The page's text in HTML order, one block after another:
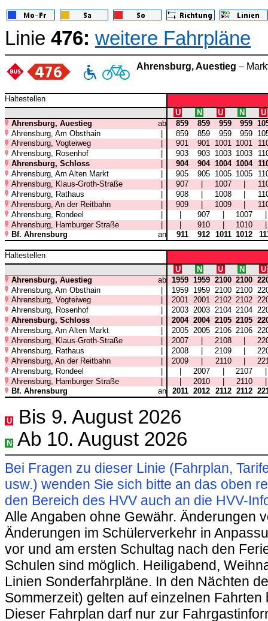
Linie 476: weitere Fahrpläne
Ahrensburg, Auestieg –
Haltestellen
U
N U N
U
Ahrensburg, Auestieg
ab 859 859 959 959
Ahrensburg, Am Obsthain
| 859 859 959 959
Ahrensburg, Vogteiweg
901 901 1001 1001
Ahrensburg, Rosenhof
903 903 1003 1003
Ahrensburg, Schloss
904 904 1004 1004
Ahrensburg, Am Alten Markt
905 905 1005 1005
Ahrensburg, Klaus-Groth-Straße
907 1007
Ahrensburg, Rathaus
908 1008
Ahrensburg, An der Reitbahn
909 1009
Ahrensburg, Rondeel
| | 907 | 1007
Ahrensburg, Hamburger Straße
| | 910 | 1010
Bf. Ahrensburg
an 911 912 1011 1012
Haltestellen
U
N U N
U
Ahrensburg, Auestieg
ab 1959 1959 2100 2100
Ahrensburg, Am Obsthain
| 1959 1959 2100 2100
Ahrensburg, Vogteiweg
2001 2001 2102 2102
Ahrensburg, Rosenhof
2003 2003 2104 2104
Ahrensburg, Schloss
2004 2004 2105 2105
Ahrensburg, Am Alten Markt
2005 2005 2106 2106
Ahrensburg, Klaus-Groth-Straße
2007 2108
Ahrensburg, Rathaus
2008 2109
Ahrensburg, An der Reitbahn
2009 2110
Ahrensburg, Rondeel
| | 2007 | 2107
Ahrensburg, Hamburger Straße
| | 2010 | 2110
Bf. Ahrensburg
an 2011 2012 2112 2112
U Bis 9. August 2026
N Ab 10. August 2026
Bei Fragen zu dieser Linie (Fahrplan,
usw.) wenden Sie sich bitte an das oben
den Bereich des HVV auch an die HVV-
Alle Angaben ohne Gewähr. Änderungen
Änderungen im Schülerverkehr in
vor und am ersten Schultag nach den
Schulen sind möglich. Heiligabend,
Linien Sonderfahrpläne. In den Nächten
Sommerzeit) gelten auf einzelnen
Dieser Fahrplan darf nur zur